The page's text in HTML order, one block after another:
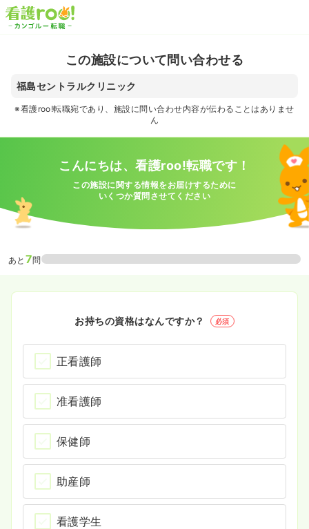
この施設について問い合わせる
福島セントラルクリニック
※看護roo!転職宛であり、施設に問い合わせ内容が伝わることはありませ
ん
こんにちは、看護roo!転職です！
この施設に関する情報をお届けするために
いくつか質問させてください
あと 7問
お持ちの資格はなんですか？ 必須
正看護師
准看護師
保健師
助産師
看護学生